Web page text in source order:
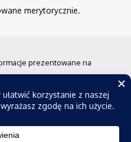
merytorycznie.
prezentowane na
i nie powinny być
czy leczenia
decyzji o